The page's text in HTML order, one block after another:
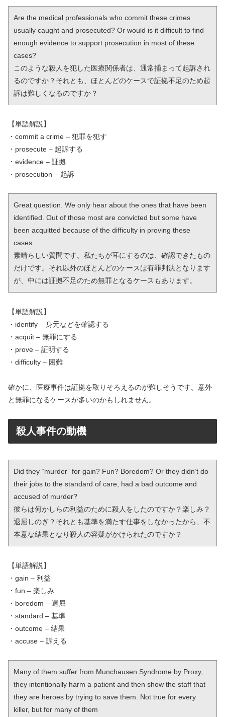
Are the medical professionals who commit these crimes
usually caught and prosecuted? Or would is it difficult to find
enough evidence to support prosecution in most of these
cases?
このような殺人を犯した医療関係者は、通常捕まって起訴され
るのですか？それとも、ほとんどのケースで証拠不足のため起
訴は難しくなるのですか？
【単語解説】
・commit a crime – 犯罪を犯す
・prosecute – 起訴する
・evidence – 証拠
・prosecution – 起訴
Great question. We only hear about the ones that have been
identified. Out of those most are convicted but some have
been acquitted because of the difficulty in proving these
cases.
素晴らしい質問です。私たちが耳にするのは、確認できたもの
だけです。それ以外のほとんどのケースは有罪判決となります
が、中には証拠不足のため無罪となるケースもあります。
【単語解説】
・identify – 身元などを確認する
・acquit – 無罪にする
・prove – 証明する
・difficulty – 困難
確かに、医療事件は証拠を取りそろえるのが難しそうです。意外
と無罪になるケースが多いのかもしれません。
殺人事件の動機
Did they “murder” for gain? Fun? Boredom? Or they didn’t do
their jobs to the standard of care, had a bad outcome and
accused of murder?
彼らは何かしらの利益のために殺人をしたのですか？楽しみ？
退屈しのぎ？それとも基準を満たす仕事をしなかったから、不
本意な結果となり殺人の容疑がかけられたのですか？
【単語解説】
・gain – 利益
・fun – 楽しみ
・boredom – 退屈
・standard – 基準
・outcome – 結果
・accuse – 訴える
Many of them suffer from Munchausen Syndrome by Proxy,
they intentionally harm a patient and then show the staff that
they are heroes by trying to save them. Not true for every
killer, but for many of them